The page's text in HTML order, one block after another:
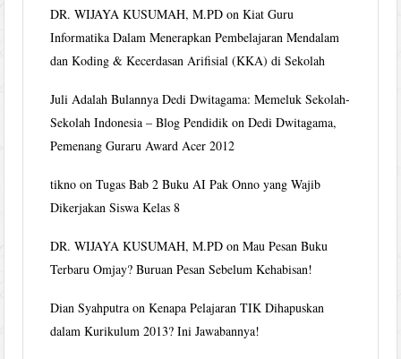
DR. WIJAYA KUSUMAH, M.PD onKiat Guru
Informatika Dalam Menerapkan Pembelajaran Mendalam
dan Koding & Kecerdasan Arifisial (KKA) di Sekolah
Juli Adalah Bulannya Dedi Dwitagama: Memeluk Sekolah-
Sekolah Indonesia – Blog Pendidik onDedi Dwitagama,
Pemenang Guraru Award Acer 2012
tikno onTugas Bab 2 Buku AI Pak Onno yang Wajib
Dikerjakan Siswa Kelas 8
DR. WIJAYA KUSUMAH, M.PD onMau Pesan Buku
Terbaru Omjay? Buruan Pesan Sebelum Kehabisan!
Dian Syahputra onKenapa Pelajaran TIK Dihapuskan
dalam Kurikulum 2013? Ini Jawabannya!